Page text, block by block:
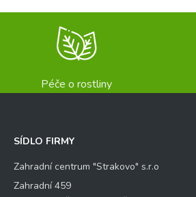
Péče o rostliny
SÍDLO FIRMY
Zahradní centrum "Strakovo" s.r.o
Zahradní 459